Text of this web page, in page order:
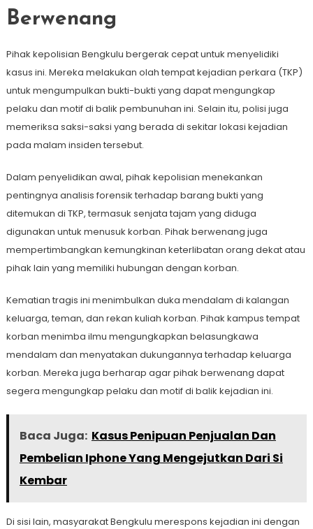
Berwenang
Pihak kepolisian Bengkulu bergerak cepat untuk menyelidiki
kasus ini. Mereka melakukan olah tempat kejadian perkara (TKP)
untuk mengumpulkan bukti-bukti yang dapat mengungkap
pelaku dan motif di balik pembunuhan ini. Selain itu, polisi juga
memeriksa saksi-saksi yang berada di sekitar lokasi kejadian
pada malam insiden tersebut.
Dalam penyelidikan awal, pihak kepolisian menekankan
pentingnya analisis forensik terhadap barang bukti yang
ditemukan di TKP, termasuk senjata tajam yang diduga
digunakan untuk menusuk korban. Pihak berwenang juga
mempertimbangkan kemungkinan keterlibatan orang dekat atau
pihak lain yang memiliki hubungan dengan korban.
Kematian tragis ini menimbulkan duka mendalam di kalangan
keluarga, teman, dan rekan kuliah korban. Pihak kampus tempat
korban menimba ilmu mengungkapkan belasungkawa
mendalam dan menyatakan dukungannya terhadap keluarga
korban. Mereka juga berharap agar pihak berwenang dapat
segera mengungkap pelaku dan motif di balik kejadian ini.
Baca Juga: Kasus Penipuan Penjualan Dan
Pembelian Iphone Yang Mengejutkan Dari Si
Kembar
Di sisi lain, masyarakat Bengkulu merespons kejadian ini dengan